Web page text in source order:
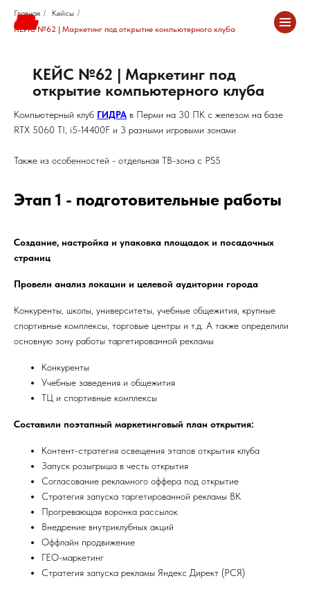
Главная / Кейсы /
КЕЙС №62 | Маркетинг под открытие компьютерного клуба
КЕЙС №62 | Маркетинг под
открытие компьютерного клуба
Компьютерный клуб ГИДРА в Перми на 30 ПК с железом на базе
RTX 5060 TI, i5-14400F и 3 разными игровыми зонами
Также из особенностей - отдельная ТВ-зона с PS5
Этап 1 - подготовительные работы
Создание, настройка и упаковка площадок и посадочных
страниц
Провели анализ локации и целевой аудитории города
Конкуренты, школы, университеты, учебные общежития, крупные
спортивные комплексы, торговые центры и т.д. А также определили
основную зону работы таргетированной рекламы
Конкуренты
Учебные заведения и общежития
ТЦ и спортивные комплексы
Составили поэтапный маркетинговый план открытия:
Контент-стратегия освещения этапов открытия клуба
Запуск розыгрыша в честь открытия
Согласование рекламного оффера под открытие
Стратегия запуска таргетированной рекламы ВК
Прогревающая воронка рассылок
Внедрение внутриклубных акций
Оффлайн продвижение
ГЕО-маркетинг
Стратегия запуска рекламы Яндекс Директ (РСЯ)